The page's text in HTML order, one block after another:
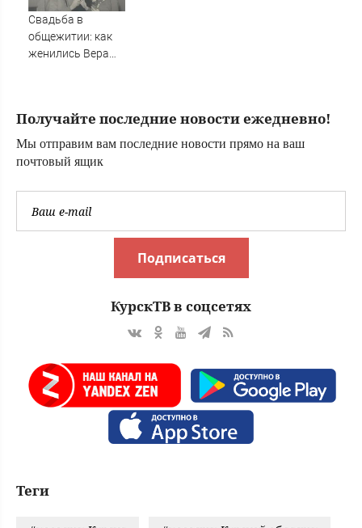
Свадьба в
общежитии: как
женились Вера
студенческая
прожившая
Получайте последние новости ежедневно!
Мы отправим вам последние новости прямо на ваш
почтовый ящик
Подписаться
КурскТВ в соцсетях
Теги